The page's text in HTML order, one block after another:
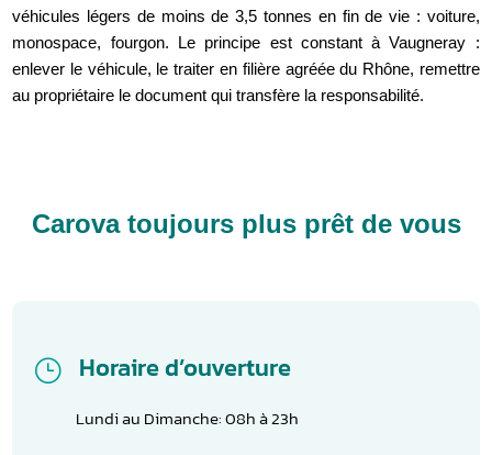
véhicules légers de moins de 3,5 tonnes en fin de vie : voiture,
monospace, fourgon. Le principe est constant à Vaugneray :
enlever le véhicule, le traiter en filière agréée du Rhône, remettre
au propriétaire le document qui transfère la responsabilité.
Carova toujours plus prêt de vous
} Horaire d’ouverture
Lundi au Dimanche: 08h à 23h